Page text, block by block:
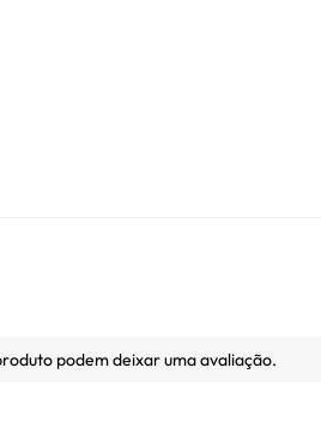
podem deixar uma avaliação.